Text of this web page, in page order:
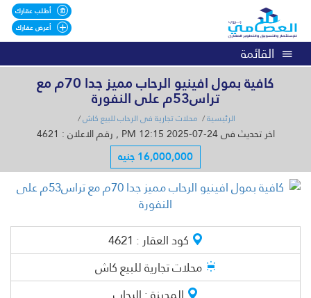
أطلب عقارك
أعرض عقارك
القائمة
كافية بمول افينيو الرحاب مميز جدا 70م مع
تراس53م على النفورة
الرئيسية محلات تجارية فى الرحاب للبيع كاش
اخر تحديث فى 24-07-2025 12:15 PM , رقم الاعلان : 4621
16,000,000 جنيه
كود العقار : 4621
محلات تجاريةللبيع كاش